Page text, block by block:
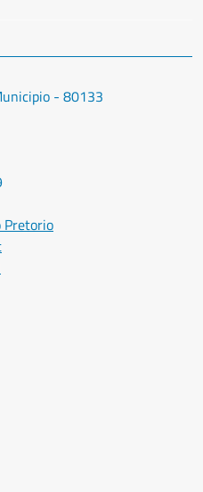
- 80133
Pretorio